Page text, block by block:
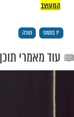
חרדו
מיד שלחו
התורה
הרוחות, גזר